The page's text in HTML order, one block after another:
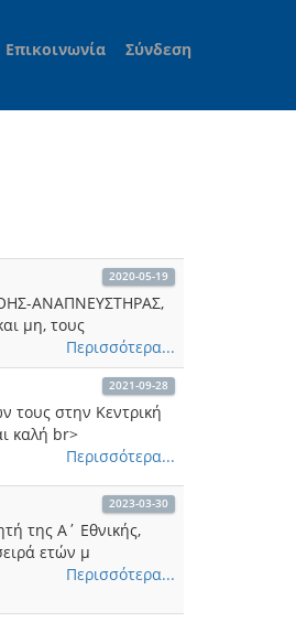
Επικοινωνία Σύνδεση
2020-05-19
ΑΝΑΠΝΕΥΣΤΗΡΑΣ,
μη, τους
Περισσότερα...
2021-09-28
τους στην Κεντρική
καλή br>
Περισσότερα...
2023-03-30
της Α΄ Εθνικής,
ετών μ
Περισσότερα...